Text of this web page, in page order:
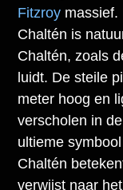
Fitzroy massief.
Chaltén is
Chaltén, zoals
luidt. De steile
meter hoog en
verscholen in
ultieme
Chaltén
verwijst naar